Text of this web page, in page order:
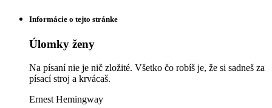
Informácie o tejto stránke
Úlomky ženy
Na písaní nie je nič zložité. Všetko čo robíš je, že si sadneš za
písací stroj a krvácaš.
Ernest Hemingway